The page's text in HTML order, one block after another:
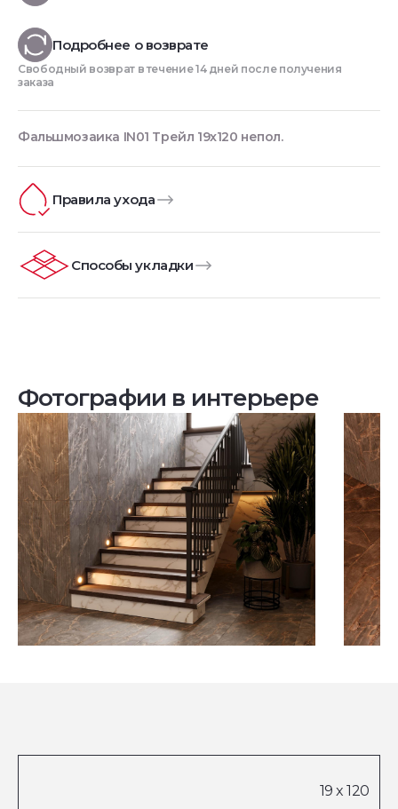
Подробнее о возврате
Свободный возврат в течение 14 дней после получения
заказа
Фальшмозаика IN01 Трейл 19x120 непол.
Правила ухода
Способы укладки
Фотографии в интерьере
Посмотреть все проекты